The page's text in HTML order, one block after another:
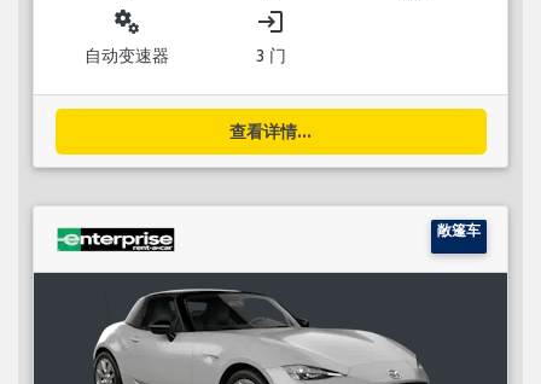
miscellaneous_services
自动变速器
login
3 门
查看详情...
敞篷车